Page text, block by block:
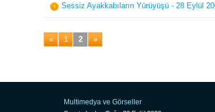
Sessiz Ayakkabıların Yürüyüşü - 28 Eylül
« 1 2 »
Multimedya ve Görseller